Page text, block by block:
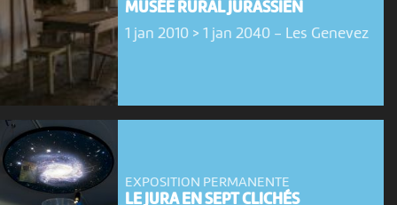
MUSÉE RURAL JURASSIEN
1 jan 2010 > 1 jan 2040- Les Genevez
EXPOSITION PERMANENTE
LE JURA EN SEPT CLICHÉS